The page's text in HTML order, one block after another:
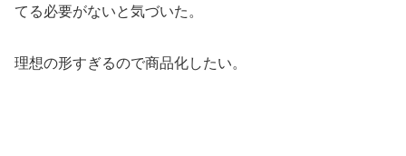
てる必要がないと気づいた。
理想の形すぎるので商品化したい。